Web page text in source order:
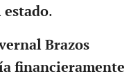
estado.
Brazos
financieramente